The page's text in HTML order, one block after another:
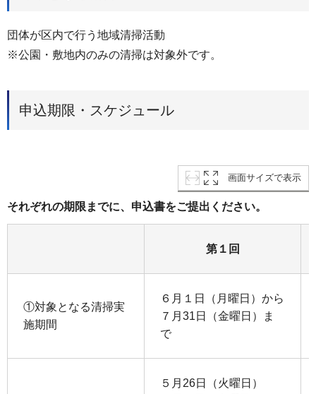
団体が区内で行う地域清掃活動
※公園・敷地内のみの清掃は対象外です。
申込期限・スケジュール
画面サイズで表示
それぞれの期限までに、申込書をご提出ください。
第１回
①対象となる清掃実
施期間
６月１日（月曜日）から
７月31日（金曜日）ま
で
５月26日（火曜日）